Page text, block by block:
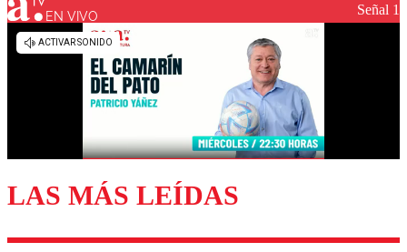
Los comentarios son moderados para garantizar un
diálogo respetuoso.
Enviar comentario
EN VIVO Señal 1
LAS MÁS LEÍDAS